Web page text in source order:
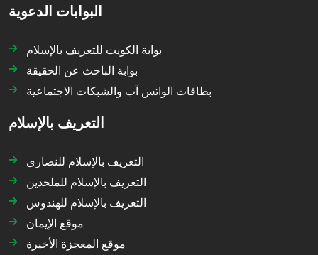
البوابات الدعوية
بوابة الكويت للتعريف بالإسلام
بوابة الباحث عن الحقيقة
بطاقات الواتس آب والشبكات الاجتماعية
التعريف بالإسلام
التعريف بالإسلام للنصارى
التعريف بالإسلام للملحدين
التعريف بالإسلام للهندوس
موقع الإيمان
موقع المعجزة الأخيرة